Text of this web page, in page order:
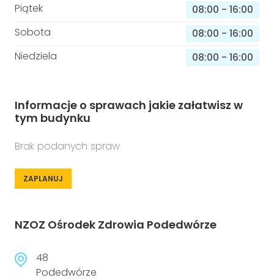
Piątek
08:00 - 16:00
Sobota
08:00 - 16:00
Niedziela
08:00 - 16:00
Informacje o sprawach jakie załatwisz w
tym budynku
Brak podanych spraw
ZAPLANUJ
NZOZ Ośrodek Zdrowia Podedwórze
48
Podedwórze